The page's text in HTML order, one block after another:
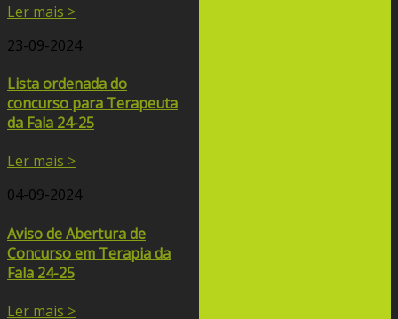
Ler mais >
23-09-2024
Lista ordenada do
concurso para Terapeuta
da Fala 24-25
Ler mais >
04-09-2024
Aviso de Abertura de
Concurso em Terapia da
Fala 24-25
Ler mais >